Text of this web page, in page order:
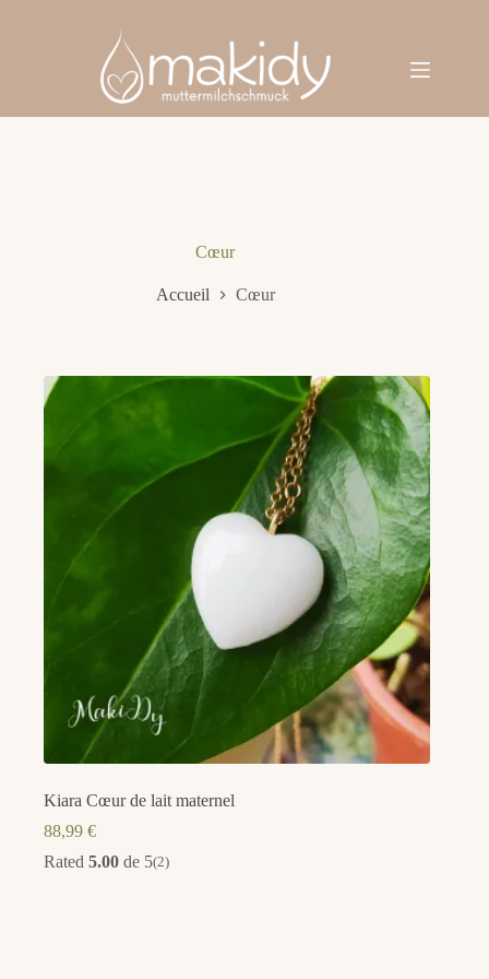
Cœur
Accueil Cœur
Kiara Cœur de lait maternel
88,99 €
Rated 5.00 de 5(2)